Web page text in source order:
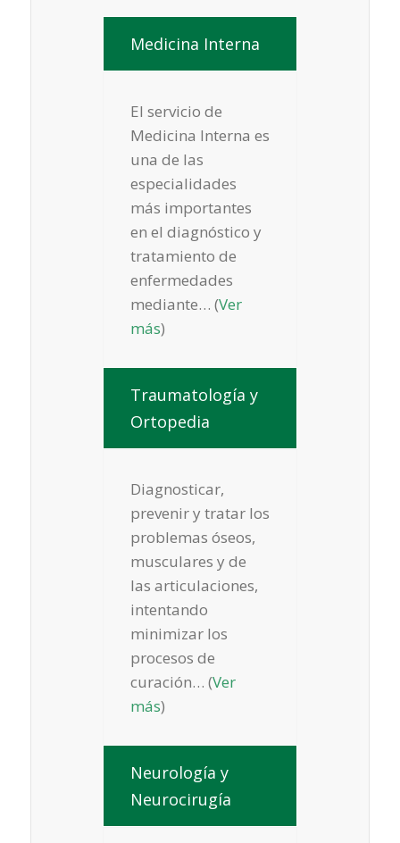
Medicina Interna
El servicio de
Medicina Interna es
una de las
especialidades
más importantes
en el diagnóstico y
tratamiento de
enfermedades
mediante… (Ver
más)
Traumatología y
Ortopedia
Diagnosticar,
prevenir y tratar los
problemas óseos,
musculares y de
las articulaciones,
intentando
minimizar los
procesos de
curación… (Ver
más)
Neurología y
Neurocirugía